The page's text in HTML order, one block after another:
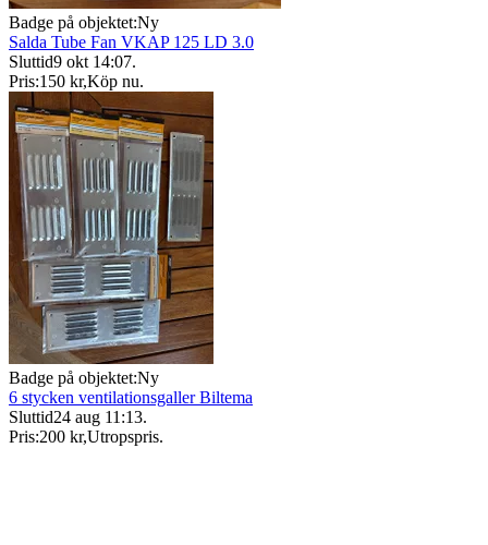
Badge på objektet:Ny
Salda Tube Fan VKAP 125 LD 3.0
Sluttid9 okt 14:07.
Pris:150 kr,Köp nu.
Badge på objektet:Ny
6 stycken ventilationsgaller Biltema
Sluttid24 aug 11:13.
Pris:200 kr,Utropspris.